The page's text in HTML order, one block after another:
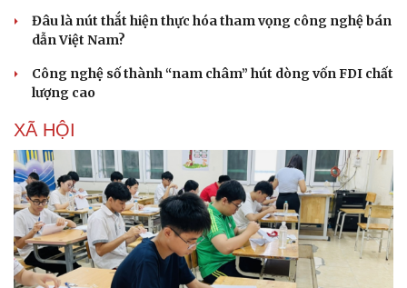
Đâu là nút thắt hiện thực hóa tham vọng công nghệ bán
dẫn Việt Nam?
Công nghệ số thành “nam châm” hút dòng vốn FDI chất
lượng cao
XÃ HỘI